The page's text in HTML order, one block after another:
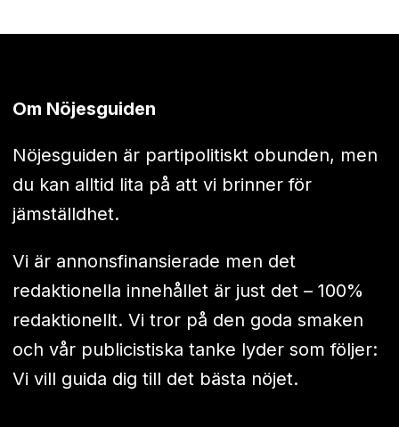
Om Nöjesguiden
Nöjesguiden är partipolitiskt obunden, men
du kan alltid lita på att vi brinner för
jämställdhet.
Vi är annonsfinansierade men det
redaktionella innehållet är just det – 100%
redaktionellt. Vi tror på den goda smaken
och vår publicistiska tanke lyder som följer:
Vi vill guida dig till det bästa nöjet.